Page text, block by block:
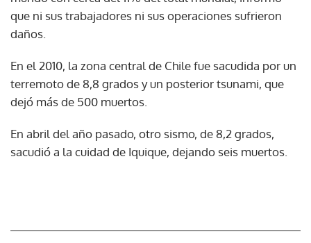
que ni sus trabajadores ni sus operaciones sufrieron
daños.
En el 2010, la zona central de Chile fue sacudida por un
terremoto de 8,8 grados y un posterior tsunami, que
dejó más de 500 muertos.
En abril del año pasado, otro sismo, de 8,2 grados,
sacudió a la cuidad de Iquique, dejando seis muertos.